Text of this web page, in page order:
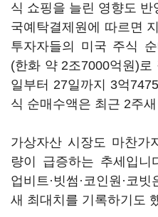
식 쇼핑을 늘린 영향도
국예탁결제원에 따르면
투자자들의 미국 주식
(한화 약 2조7000억원)
일부터 27일까지 3억
식 순매수액은 최근 2주
가상자산 시장도 마찬가
량이 급증하는 추세입니
업비트·빗썸·코인원·코
새 최대치를 기록하기도